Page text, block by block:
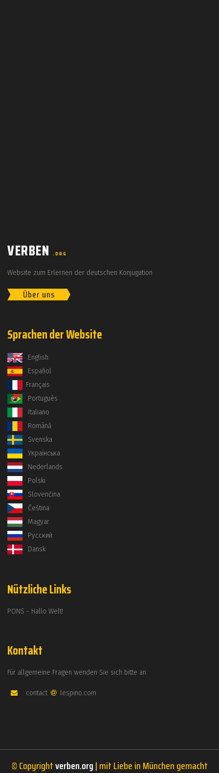
VERBEN .ORG
Website zum Erlernen der deutschen Konjugation
Über uns
Sprachen der Website
English
Español
Français
Português
Italiano
Română
Svenska
Українська
Nederlands
Polski
Slovenčina
Čeština
Magyar
Русский
Dansk
Nützliche Links
PONS - Hallo Welt!
Kontakt
Für allgemeine Fragen wenden Sie sich bitte an
contact lespino.com
© Copyrightverben.org| mit Liebe in München gemacht